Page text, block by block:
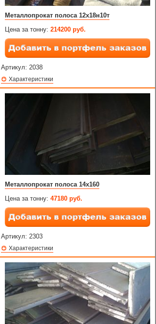
Металлопрокат полоса 12х18н10т
Цена за тонну: 214200 руб.
Артикул: 2038
Характеристики
Металлопрокат полоса 14х160
Цена за тонну: 47180 руб.
Артикул: 2303
Характеристики